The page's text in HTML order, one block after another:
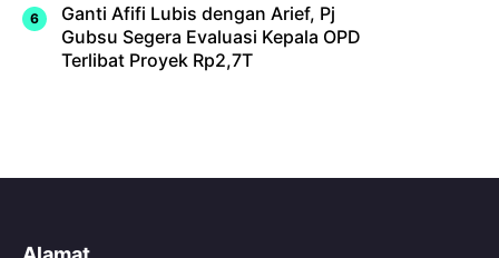
Ganti Afifi Lubis dengan Arief, Pj
Gubsu Segera Evaluasi Kepala OPD
Terlibat Proyek Rp2,7T